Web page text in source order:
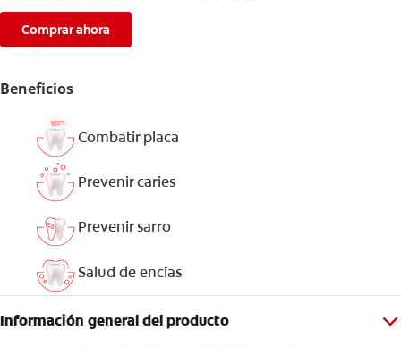
Comprar ahora
Beneficios
Combatir placa
Prevenir caries
Prevenir sarro
Salud de encías
Información general del producto